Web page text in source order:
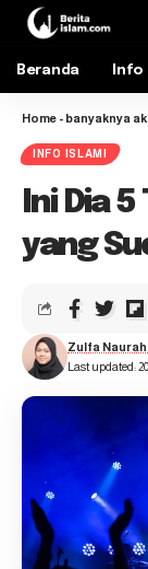
Beranda Info
Home - banyaknya
INFO ISLAMI
Ini Dia
yang
Last updated:
Zulfa